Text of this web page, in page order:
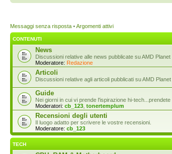
Messaggi senza risposta •Argomenti attivi
CONTENUTI
News
Discussioni relative alle news pubblicate su AMD Planet
Moderatore: Redazione
Articoli
Discussioni relative agli articoli pubblicati su AMD Planet
Guide
Nei giorni in cui vi prende l'ispirazione hi-
Moderatori: cb_123 tonertemplum
Recensioni degli utenti
Il luogo adatto per scrivere le vostre recensioni.
Moderatore: cb_123
TECH